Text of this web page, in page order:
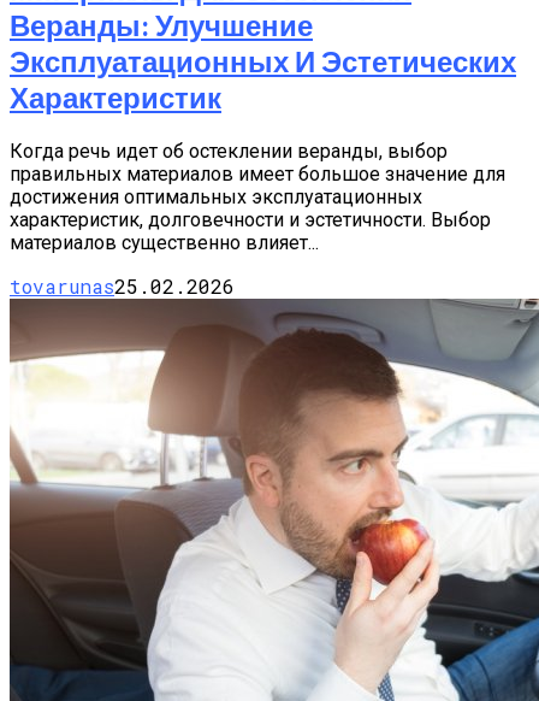
Веранды: Улучшение
Эксплуатационных И Эстетических
Характеристик
Когда речь идет об остеклении веранды, выбор
правильных материалов имеет большое значение для
достижения оптимальных эксплуатационных
характеристик, долговечности и эстетичности. Выбор
материалов существенно влияет...
tovarunas25.02.2026